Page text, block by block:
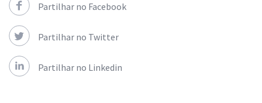
Partilhar no Facebook
Partilhar no Twitter
Partilhar no Linkedin